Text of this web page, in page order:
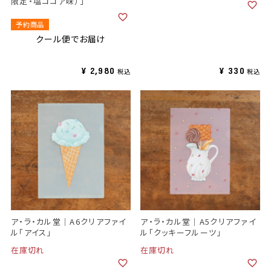
予約商品
クール便でお届け
¥ 2,980 税込 ¥ 330 税込
ア・ラ・カル堂｜A6クリアファイ
ル「アイス」
在庫切れ
ア・ラ・カル堂｜A5クリアファイ
ル「クッキーフルーツ」
在庫切れ